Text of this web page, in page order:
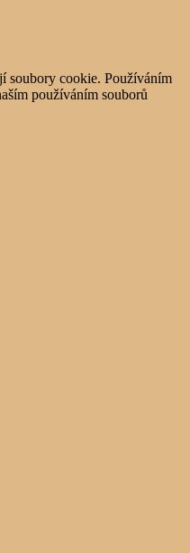
soubory cookie. Používáním
používáním souborů